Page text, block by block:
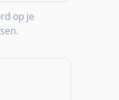
op je